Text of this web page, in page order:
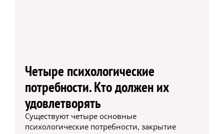
Четыре психологические
потребности. Кто должен их
удовлетворять
Существуют четыре основные
психологические потребности, закрытие